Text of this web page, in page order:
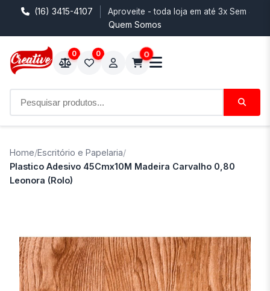
(16) 3415-4107 Aproveite - toda loja em até 3x Sem
Quem Somos
0 0 0
Home/Escritório e Papelaria/
Plastico Adesivo 45Cmx10M Madeira Carvalho 0,80
Leonora (Rolo)